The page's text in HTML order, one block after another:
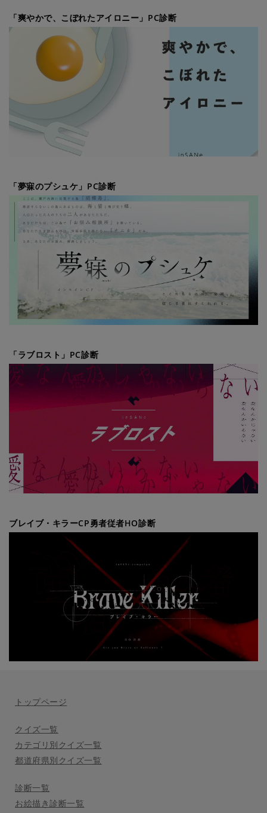
「爽やかで、こぼれたアイロニー」PC診断
「夢寐のプシュケ」PC診断
「ラブロスト」PC診断
ブレイブ・キラーCP勇者従者HO診断
トップページ
クイズ一覧
カテゴリ別クイズ一覧
都道府県別クイズ一覧
診断一覧
お絵描き診断一覧